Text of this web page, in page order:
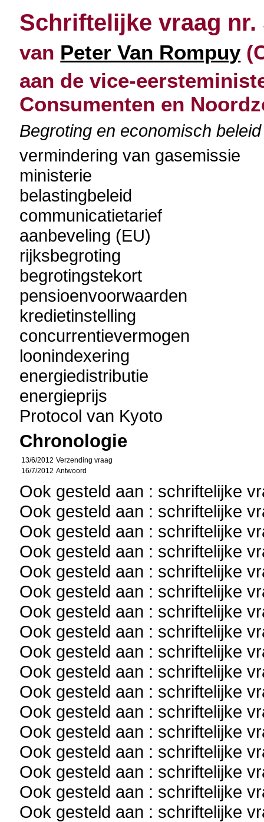
Schriftelijke vraag nr.
van Peter Van Rompuy
aan de vice-
Consumenten en
Begroting en economisch
vermindering van gasemissie
ministerie
belastingbeleid
communicatietarief
aanbeveling (EU)
rijksbegroting
begrotingstekort
pensioenvoorwaarden
kredietinstelling
concurrentievermogen
loonindexering
energiedistributie
energieprijs
Protocol van Kyoto
Chronologie
13/6/2012 Verzending vraag
16/7/2012 Antwoord
Ook gesteld aan : schriftelijke
Ook gesteld aan : schriftelijke
Ook gesteld aan : schriftelijke
Ook gesteld aan : schriftelijke
Ook gesteld aan : schriftelijke
Ook gesteld aan : schriftelijke
Ook gesteld aan : schriftelijke
Ook gesteld aan : schriftelijke
Ook gesteld aan : schriftelijke
Ook gesteld aan : schriftelijke
Ook gesteld aan : schriftelijke
Ook gesteld aan : schriftelijke
Ook gesteld aan : schriftelijke
Ook gesteld aan : schriftelijke
Ook gesteld aan : schriftelijke
Ook gesteld aan : schriftelijke
Ook gesteld aan : schriftelijke